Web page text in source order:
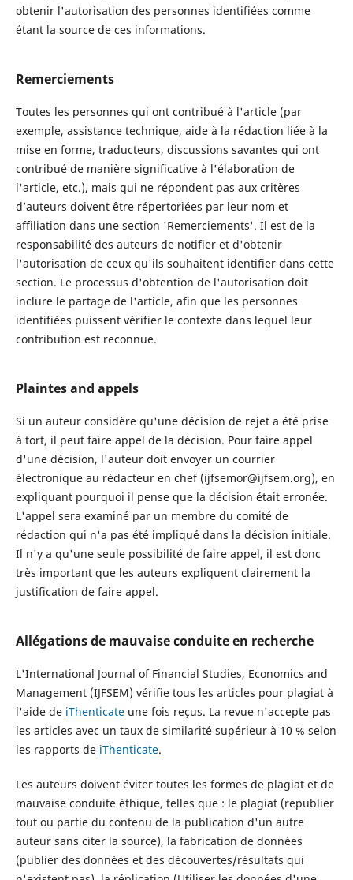
obtenir l'autorisation des personnes identifiées comme
étant la source de ces informations.
Remerciements
Toutes les personnes qui ont contribué à l'article (par
exemple, assistance technique, aide à la rédaction liée à la
mise en forme, traducteurs, discussions savantes qui ont
contribué de manière significative à l'élaboration de
l'article, etc.), mais qui ne répondent pas aux critères
d’auteurs doivent être répertoriées par leur nom et
affiliation dans une section 'Remerciements'. Il est de la
responsabilité des auteurs de notifier et d'obtenir
l'autorisation de ceux qu'ils souhaitent identifier dans cette
section. Le processus d'obtention de l'autorisation doit
inclure le partage de l'article, afin que les personnes
identifiées puissent vérifier le contexte dans lequel leur
contribution est reconnue.
Plaintes and appels
Si un auteur considère qu'une décision de rejet a été prise
à tort, il peut faire appel de la décision. Pour faire appel
d'une décision, l'auteur doit envoyer un courrier
électronique au rédacteur en chef (ijfsemor@ijfsem.org), en
expliquant pourquoi il pense que la décision était erronée.
L'appel sera examiné par un membre du comité de
rédaction qui n'a pas été impliqué dans la décision initiale.
Il n'y a qu'une seule possibilité de faire appel, il est donc
très important que les auteurs expliquent clairement la
justification de faire appel.
Allégations de mauvaise conduite en recherche
L'International Journal of Financial Studies, Economics and
Management (IJFSEM) vérifie tous les articles pour plagiat à
l'aide de iThenticateune fois reçus. La revue n'accepte pas
les articles avec un taux de similarité supérieur à 10 % selon
les rapports de iThenticate.
Les auteurs doivent éviter toutes les formes de plagiat et de
mauvaise conduite éthique, telles que : le plagiat (republier
tout ou partie du contenu de la publication d'un autre
auteur sans citer la source), la fabrication de données
(publier des données et des découvertes/résultats qui